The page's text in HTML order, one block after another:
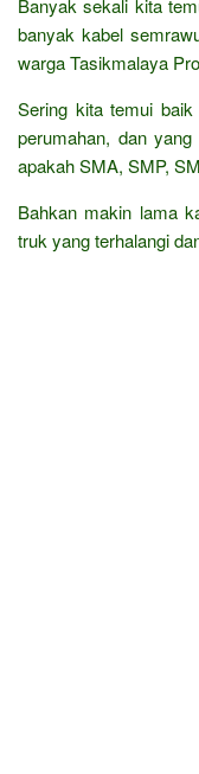
Banyak sekali kita
banyak kabel
warga Tasikmalaya
Sering kita temui
perumahan, dan
apakah SMA, SMP,
Bahkan makin lama
truk yang terhalangi